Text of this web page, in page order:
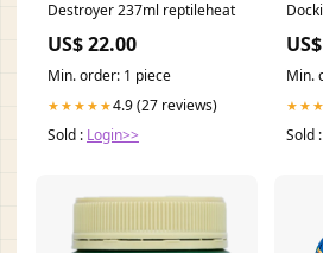
Destroyer 237ml reptileheat
US$ 22.00
Min. order: 1 piece
★★★★★4.9 (27 reviews)
Sold : Login>>
Min.
Sold :